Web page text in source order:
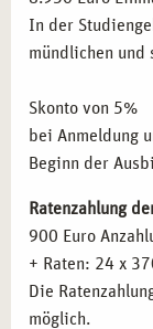
Integration
Fallarbeit,
Sie anhand
FÜR WEN
Unsere
In der
mündlichen und
Skonto von 5%
bei Anmeldung
Beginn der
Ratenzahlung
900 Euro
+ Raten: 24 x
Die
möglich.